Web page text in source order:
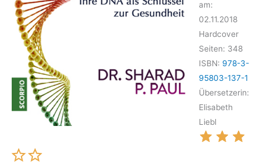
am:
02.11.2018
Hardcover
Seiten: 348
ISBN: 978-3-
95803-137-1
Übersetzerin:
Elisabeth
Liebl